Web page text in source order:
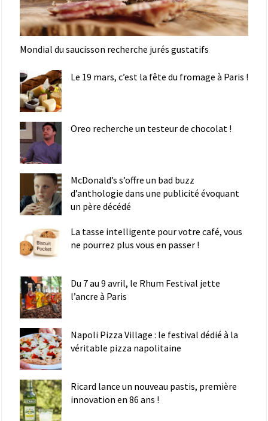
Mondial du saucisson recherche jurés gustatifs
Le 19 mars, c’est la fête du fromage à Paris !
Oreo recherche un testeur de chocolat !
McDonald’s s’offre un bad buzz
d’anthologie dans une publicité évoquant
un père décédé
La tasse intelligente pour votre café, vous
ne pourrez plus vous en passer !
Du 7 au 9 avril, le Rhum Festival jette
l’ancre à Paris
Napoli Pizza Village : le festival dédié à la
véritable pizza napolitaine
Ricard lance un nouveau pastis, première
innovation en 86 ans !